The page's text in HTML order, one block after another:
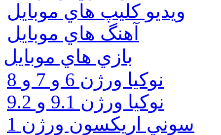
ويديو كليپ هاي موبايل
آهنگ هاي موبايل
بازي هاي موبايل
نوكيا ورژن 6 و 7 و 8
نوكيا ورژن 9.1 و 9.2
سوني اريكسون ورژن 1